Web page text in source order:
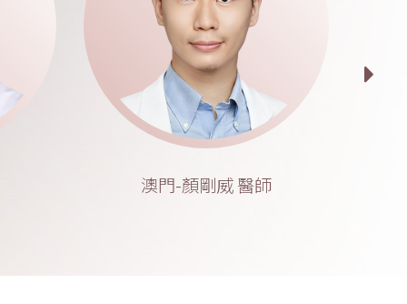
澳門-顏剛威 醫師